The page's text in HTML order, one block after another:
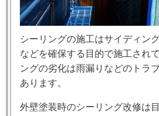
シーリングの施工はサイディン
などを確保する目的で施工され
ングの劣化は雨漏りなどのトラ
あります。
外壁塗装時のシーリング改修は